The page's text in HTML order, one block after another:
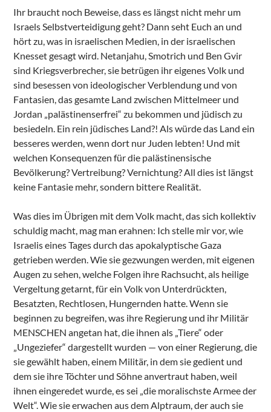
Ihr braucht noch Beweise, dass es längst nicht mehr um
Israels Selbstverteidigung geht? Dann seht Euch an und
hört zu, was in israelischen Medien, in der israelischen
Knesset gesagt wird. Netanjahu, Smotrich und Ben Gvir
sind Kriegsverbrecher, sie betrügen ihr eigenes Volk und
sind besessen von ideologischer Verblendung und von
Fantasien, das gesamte Land zwischen Mittelmeer und
Jordan „palästinenserfrei“ zu bekommen und jüdisch zu
besiedeln. Ein rein jüdisches Land?! Als würde das Land ein
besseres werden, wenn dort nur Juden lebten! Und mit
welchen Konsequenzen für die palästinensische
Bevölkerung? Vertreibung? Vernichtung? All dies ist längst
keine Fantasie mehr, sondern bittere Realität.
Was dies im Übrigen mit dem Volk macht, das sich kollektiv
schuldig macht, mag man erahnen: Ich stelle mir vor, wie
Israelis eines Tages durch das apokalyptische Gaza
getrieben werden. Wie sie gezwungen werden, mit eigenen
Augen zu sehen, welche Folgen ihre Rachsucht, als heilige
Vergeltung getarnt, für ein Volk von Unterdrückten,
Besatzten, Rechtlosen, Hungernden hatte. Wenn sie
beginnen zu begreifen, was ihre Regierung und ihr Militär
MENSCHEN angetan hat, die ihnen als „Tiere“ oder
„Ungeziefer“ dargestellt wurden — von einer Regierung, die
sie gewählt haben, einem Militär, in dem sie gedient und
dem sie ihre Töchter und Söhne anvertraut haben, weil
ihnen eingeredet wurde, es sei „die moralischste Armee der
Welt“. Wie sie erwachen aus dem Alptraum, der auch sie